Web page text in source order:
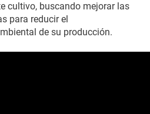
cultivo, buscando mejorar las
para reducir el
de su producción.